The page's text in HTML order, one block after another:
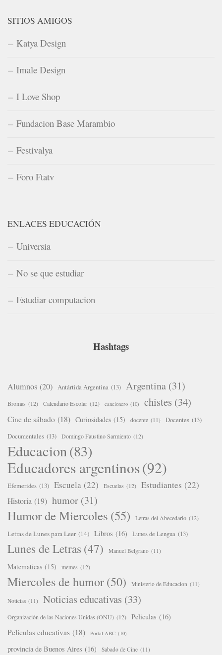
SITIOS AMIGOS
Katya Design
Imale Design
I Love Shop
Fundacion Base Marambio
Festivalya
Foro Ftatv
ENLACES EDUCACIÓN
Universia
No se que estudiar
Estudiar computacion
Hashtags
Alumnos (20) Antártida Argentina (13) Argentina (31)
Bromas (12) Calendario Escolar (12) cancionero (10) chistes (34)
Cine de sábado (18) Curiosidades (15) docente (11) Docentes (13)
Documentales (13) Domingo Faustino Sarmiento (12)
Educacion (83)
Educadores argentinos(92)
Efemerides (13) Escuela (22) Escuelas (12) Estudiantes (22)
Historia (19) humor (31)
Humor de Miercoles (55) Letras del Abecedario (12)
Letras de Lunes para Leer (14) Libros (16) Lunes de Lengua (13)
Lunes de Letras (47) Manuel Belgrano (11)
Matematicas (15) memes (12)
Miercoles de humor(50) Ministerio de Educacion (11)
Noticias (11) Noticias educativas (33)
Organización de las Naciones Unidas (ONU) (12) Peliculas (16)
Peliculas educativas (18) Portal ABC (10)
provincia de Buenos Aires (16) Sabado de Cine (11)